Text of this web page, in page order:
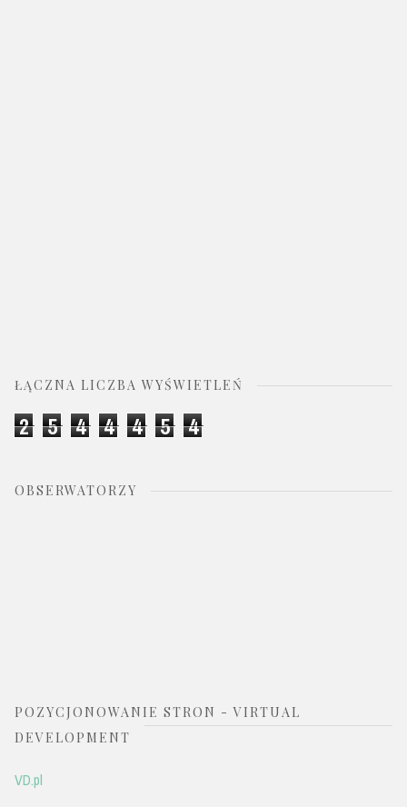
ŁĄCZNA LICZBA WYŚWIETLEŃ
2 5 4 4 4 5 4
OBSERWATORZY
POZYCJONOWANIE STRON - VIRTUAL
DEVELOPMENT
VD.pl